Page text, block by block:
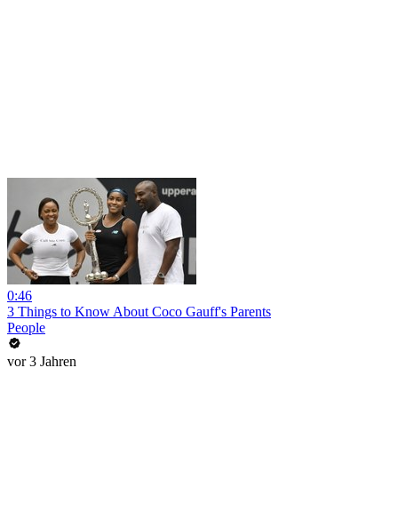
0:46
3 Things to Know About Coco Gauff's Parents
People
vor 3 Jahren